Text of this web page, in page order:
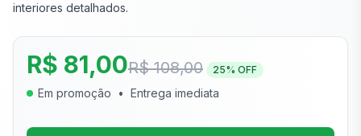
interiores detalhados.
R$ 81,00R$ 108,00 25% OFF
Em promoção • Entrega imediata